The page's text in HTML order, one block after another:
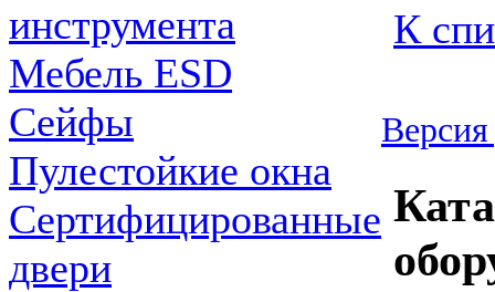
инструмента
Мебель ESD
Сейфы
Пулестойкие окна
Сертифицированные
двери
К
Версия